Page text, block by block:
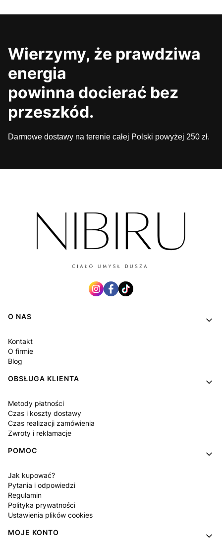
Wierzymy, że prawdziwa
energia
powinna docierać bez
przeszkód.
Darmowe dostawy na terenie całej Polski powyżej 250 zł.
Linki w stopce
O NAS
Kontakt
O firmie
Blog
OBSŁUGA KLIENTA
Metody płatności
Czas i koszty dostawy
Czas realizacji zamówienia
Zwroty i reklamacje
POMOC
Jak kupować?
Pytania i odpowiedzi
Regulamin
Polityka prywatności
Ustawienia plików cookies
MOJE KONTO